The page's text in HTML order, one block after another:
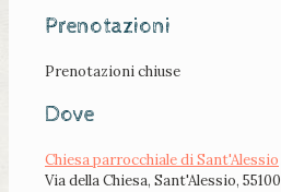
Prenotazioni
Prenotazioni chiuse
Dove
Chiesa parrocchiale di Sant'Alessio
Via della Chiesa, Sant'Alessio, 55100